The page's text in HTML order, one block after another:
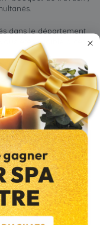
dans le département
êtes éligible à ces